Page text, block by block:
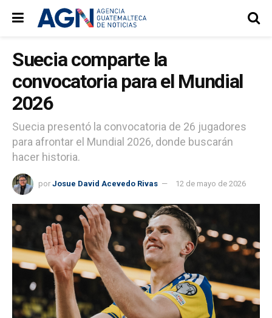
Suecia comparte la
convocatoria para el Mundial
2026
Suecia presentó la convocatoria de 26 jugadores
para afrontar el Mundial 2026, donde buscarán
hacer historia.
por Josue David Acevedo Rivas 12 de mayo de 2026